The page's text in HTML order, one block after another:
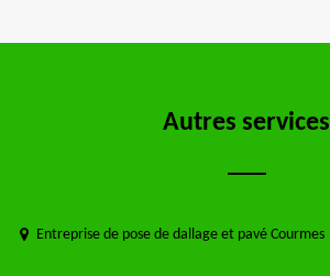
Autres services
Entreprise de pose de dallage et pavé Courmes